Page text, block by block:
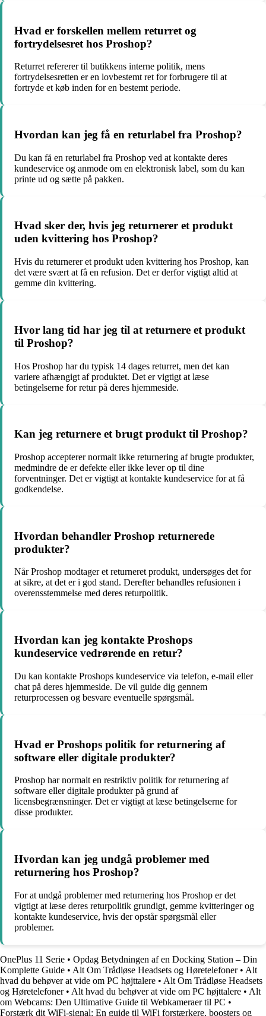
Hvad er forskellen mellem returret og
fortrydelsesret hos Proshop?
Returret refererer til butikkens interne politik, mens
fortrydelsesretten er en lovbestemt ret for forbrugere til at
fortryde et køb inden for en bestemt periode.
Hvordan kan jeg få en returlabel fra Proshop?
Du kan få en returlabel fra Proshop ved at kontakte deres
kundeservice og anmode om en elektronisk label, som du kan
printe ud og sætte på pakken.
Hvad sker der, hvis jeg returnerer et produkt
uden kvittering hos Proshop?
Hvis du returnerer et produkt uden kvittering hos Proshop, kan
det være svært at få en refusion. Det er derfor vigtigt altid at
gemme din kvittering.
Hvor lang tid har jeg til at returnere et produkt
til Proshop?
Hos Proshop har du typisk 14 dages returret, men det kan
variere afhængigt af produktet. Det er vigtigt at læse
betingelserne for retur på deres hjemmeside.
Kan jeg returnere et brugt produkt til Proshop?
Proshop accepterer normalt ikke returnering af brugte produkter,
medmindre de er defekte eller ikke lever op til dine
forventninger. Det er vigtigt at kontakte kundeservice for at få
godkendelse.
Hvordan behandler Proshop returnerede
produkter?
Når Proshop modtager et returneret produkt, undersøges det for
at sikre, at det er i god stand. Derefter behandles refusionen i
overensstemmelse med deres returpolitik.
Hvordan kan jeg kontakte Proshops
kundeservice vedrørende en retur?
Du kan kontakte Proshops kundeservice via telefon, e-mail eller
chat på deres hjemmeside. De vil guide dig gennem
returprocessen og besvare eventuelle spørgsmål.
Hvad er Proshops politik for returnering af
software eller digitale produkter?
Proshop har normalt en restriktiv politik for returnering af
software eller digitale produkter på grund af
licensbegrænsninger. Det er vigtigt at læse betingelserne for
disse produkter.
Hvordan kan jeg undgå problemer med
returnering hos Proshop?
For at undgå problemer med returnering hos Proshop er det
vigtigt at læse deres returpolitik grundigt, gemme kvitteringer og
kontakte kundeservice, hvis der opstår spørgsmål eller
problemer.
OnePlus 11 Serie • Opdag Betydningen af en Docking Station – Din
Komplette Guide • Alt Om Trådløse Headsets og Høretelefoner• Alt
hvad du behøver at vide om PC højttalere • Alt Om Trådløse Headsets
og Høretelefoner• Alt hvad du behøver at vide om PC højttalere • Alt
om Webcams: Den Ultimative Guide til Webkameraer til PC •
Forstærk dit WiFi-signal: En guide til WiFi forstærkere, boosters og